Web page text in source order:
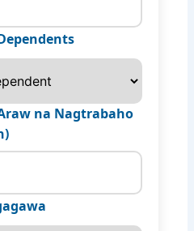
na Nagtrabaho